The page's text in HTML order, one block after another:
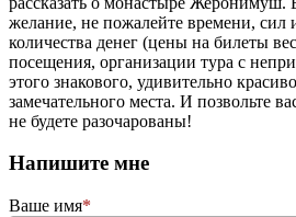
желание, не пожалейте времени, сил
количества денег (цены на билеты
посещения, организации тура с
этого знакового, удивительно
замечательного места. И позвольте
не будете разочарованы!
Напишите мне
Ваше имя